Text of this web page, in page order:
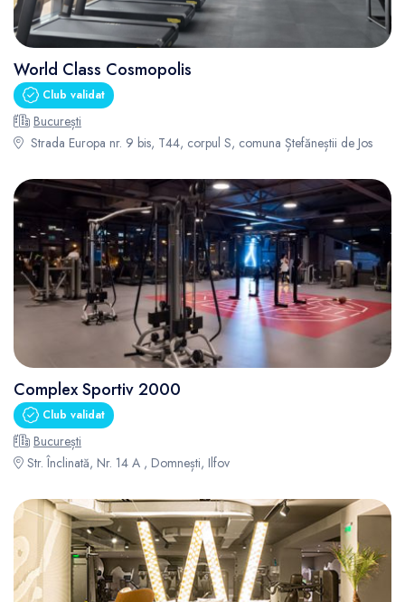
World Class Cosmopolis
Club validat
București
Strada Europa nr. 9 bis, T44, corpul S, comuna Ștefăneștii de Jos
Complex Sportiv 2000
Club validat
București
Str. Înclinată, Nr. 14 A , Domnești, Ilfov